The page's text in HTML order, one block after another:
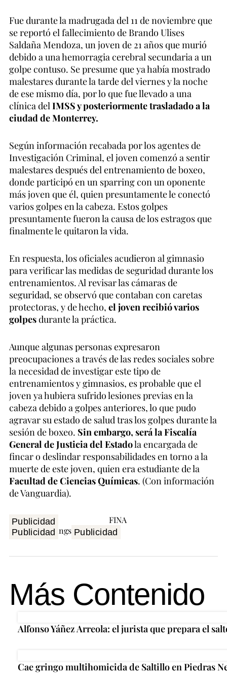
Fue durante la madrugada del 11 de noviembre que
se reportó el fallecimiento de Brando Ulises
Saldaña Mendoza, un joven de 21 años que murió
debido a una hemorragia cerebral secundaria a un
golpe contuso. Se presume que ya había mostrado
malestares durante la tarde del viernes y la noche
de ese mismo día, por lo que fue llevado a una
clínica delIMSS y posteriormente trasladado a la
ciudad de Monterrey.
Según información recabada por los agentes de
Investigación Criminal, el joven comenzó a sentir
malestares después del entrenamiento de boxeo,
donde participó en un sparring con un oponente
más joven que él, quien presuntamente le conectó
varios golpes en la cabeza. Estos golpes
presuntamente fueron la causa de los estragos que
finalmente le quitaron la vida.
En respuesta, los oficiales acudieron al gimnasio
para verificar las medidas de seguridad durante los
entrenamientos. Al revisar las cámaras de
seguridad, se observó que contaban con caretas
protectoras, y de hecho, el joven recibió varios
golpesdurante la práctica.
Aunque algunas personas expresaron
preocupaciones a través de las redes sociales sobre
la necesidad de investigar este tipo de
entrenamientos y gimnasios, es probable que el
joven ya hubiera sufrido lesiones previas en la
cabeza debido a golpes anteriores, lo que pudo
agravar su estado de salud tras los golpes durante la
sesión de boxeo. Sin embargo, será la Fiscalía
General de Justicia del Estadola encargada de
fincar o deslindar responsabilidades en torno a la
muerte de este joven, quien era estudiante de la
Facultad de Ciencias Químicas. (Con información
de Vanguardia).
Publicidad
Publicidad
Publicidad
Más Contenido
Alfonso Yáñez Arreola: el jurista que prepara el
Cae gringo multihomicida de Saltillo en Piedras